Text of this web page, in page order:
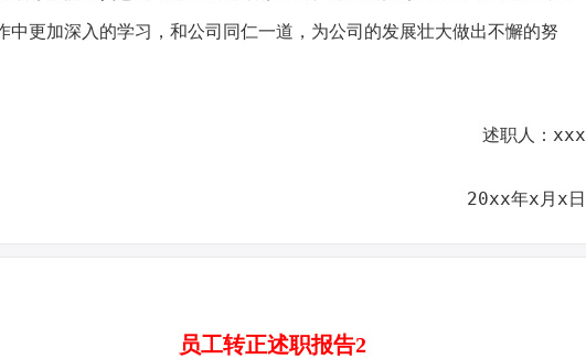
中更加深入的学习，和公司同仁一道，为公司的发展壮大做出不懈的努
述职人：xxx
20xx年x月x日
员工转正述职报告2